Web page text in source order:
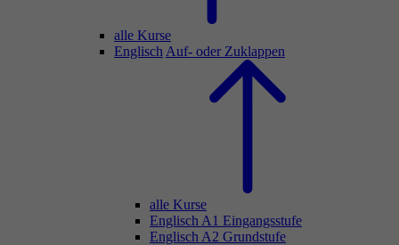
alle Kurse
Englisch Auf- oder Zuklappen
alle Kurse
Englisch A1 Eingangsstufe
Englisch A2 Grundstufe